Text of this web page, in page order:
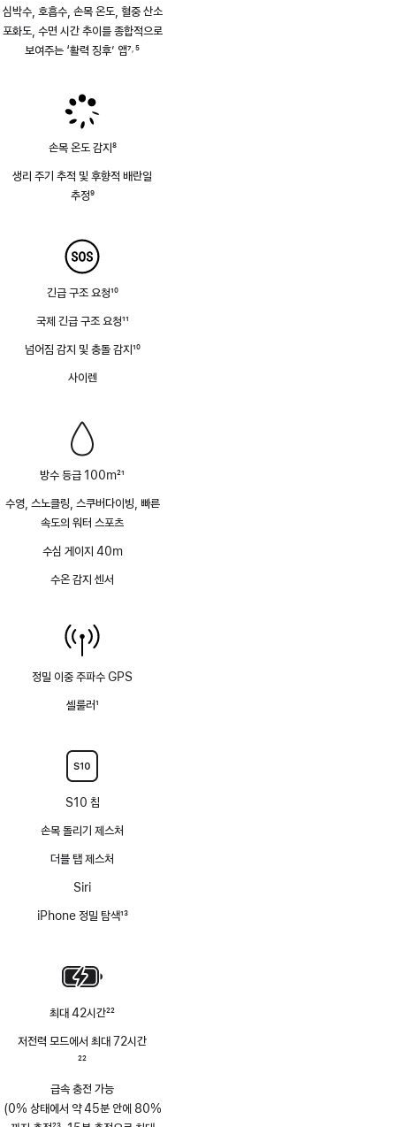
심박수, 호흡수, 손목 온도, 혈중 산소
포화도, 수면 시간 추이를 종합적으로
보여주는 ‘활력 징후’ 앱7 5
손목 온도 감지8
생리 주기 추적 및 후향적 배란일
추정9
긴급 구조 요청10
국제 긴급 구조 요청11
넘어짐 감지 및 충돌 감지10
사이렌
방수 등급 100m21
수영, 스노클링, 스쿠버다이빙, 빠른
속도의 워터 스포츠
수심 게이지 40m
수온 감지 센서
정밀 이중 주파수 GPS
셀룰러1
S10 칩
손목 돌리기 제스처
더블 탭 제스처
Siri
iPhone 정밀 탐색13
최대 42시간22
저전력 모드에서 최대 72시간
22
급속 충전 가능
(0% 상태에서 약 45분 안에 80%